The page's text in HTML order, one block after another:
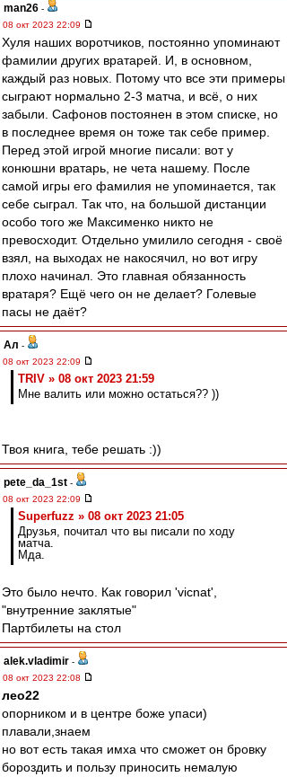
man26 -
08 окт 2023 22:09
Хуля наших воротчиков, постоянно упоминают
фамилии других вратарей. И, в основном,
каждый раз новых. Потому что все эти примеры
сыграют нормально 2-3 матча, и всё, о них
забыли. Сафонов постоянен в этом списке, но
в последнее время он тоже так себе пример.
Перед этой игрой многие писали: вот у
конюшни вратарь, не чета нашему. После
самой игры его фамилия не упоминается, так
себе сыграл. Так что, на большой дистанции
особо того же Максименко никто не
превосходит. Отдельно умилило сегодня - своё
взял, на выходах не накосячил, но вот игру
плохо начинал. Это главная обязанность
вратаря? Ещё чего он не делает? Голевые
пасы не даёт?
Ал -
08 окт 2023 22:09
TRIV » 08 окт 2023 21:59
Мне валить или можно остаться?? ))
Твоя книга, тебе решать :))
pete_da_1st -
08 окт 2023 22:09
Superfuzz » 08 окт 2023 21:05
Друзья, почитал что вы писали по ходу
матча.
Мда.
Это было нечто. Как говорил 'vicnat',
"внутренние заклятые"
Партбилеты на стол
alek.vladimir -
08 окт 2023 22:08
лео22
опорником и в центре боже упаси)
плавали,знаем
но вот есть такая имха что сможет он бровку
бороздить и пользу приносить немалую